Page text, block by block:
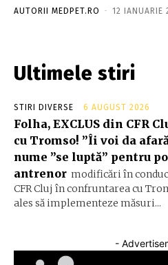
AUTORII MEDPET.RO - 12 IANUARIE
Ultimele stiri
STIRI DIVERSE 6 AUGUST 2026
Folha, EXCLUS din CFR
cu Tromso! ”Îi voi da
nume ”se luptă” pentru
antrenor modificări în
CFR Cluj în confruntarea cu
ales să implementeze măsuri...
-